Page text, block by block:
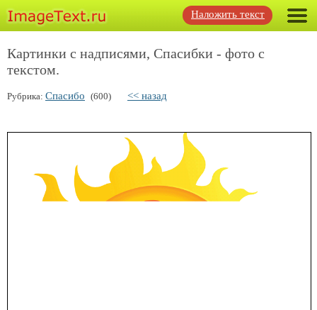
Наложить текст
Картинки с надписями, Спасибки - фото с
текстом.
Рубрика: Спасибо (600) << назад